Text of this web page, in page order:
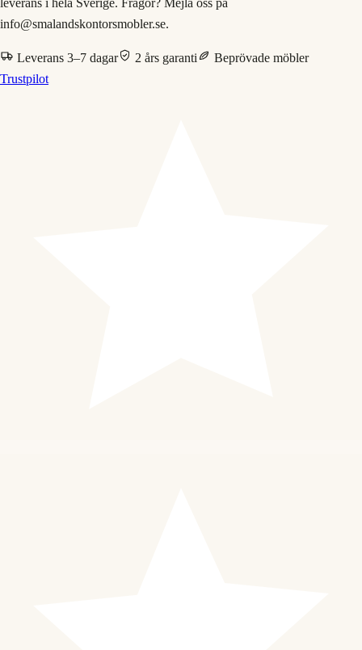
leverans i hela Sverige. Frågor? Mejla oss på
info@smalandskontorsmobler.se.
Leverans 3–7 dagar 2 års garanti
Beprövade möbler
Trustpilot